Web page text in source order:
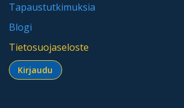
Tapaustutkimuksia
Blogi
Tietosuojaseloste
Kirjaudu​​​​​​